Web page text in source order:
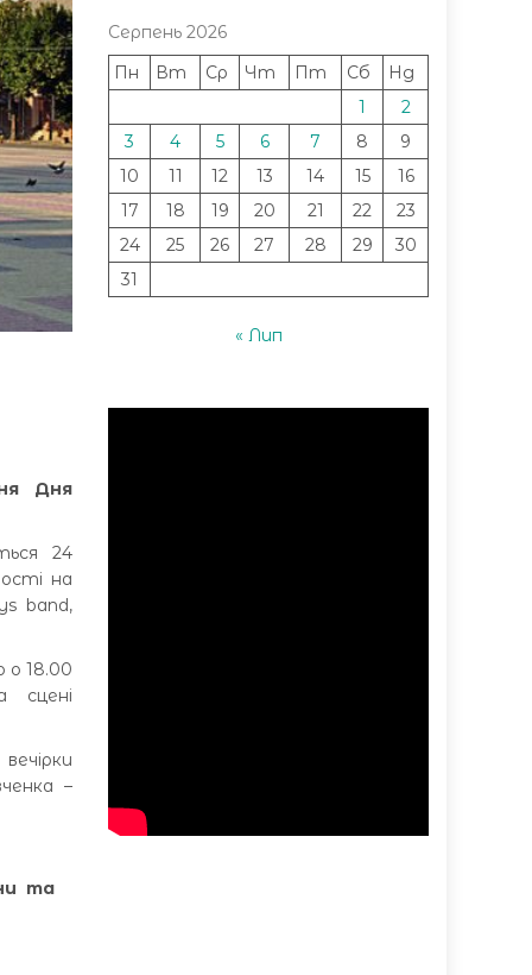
Дня
24
на
band,
о 18.00
сцені
–
та
Серпень 2026
Пн
Вт Ср Чт Пт Сб
Нд
1
2
3
4 5 6 7 8
9
10
11 12 13 14 15
16
17
18 19 20 21 22
23
24
25 26 27 28 29
30
31
« Лип